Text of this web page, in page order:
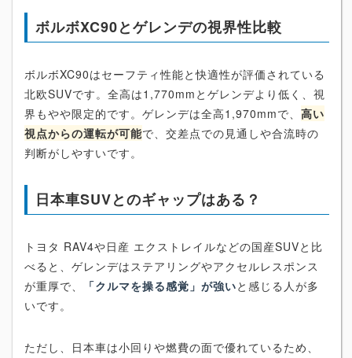
ボルボXC90とゲレンデの視界性比較
ボルボXC90はセーフティ性能と快適性が評価されている
北欧SUVです。全高は1,770mmとゲレンデより低く、視
界もやや限定的です。ゲレンデは全高1,970mmで、 高い
視点からの運転が可能で、交差点での見通しや合流時の
判断がしやすいです。
日本車SUVとのギャップはある？
トヨタ RAV4や日産 エクストレイルなどの国産SUVと比
べると、ゲレンデはステアリングやアクセルレスポンス
が重厚で、
「クルマを操る感覚」が強いと感じる人が多
いです。
ただし、日本車は小回りや燃費の面で優れているため、